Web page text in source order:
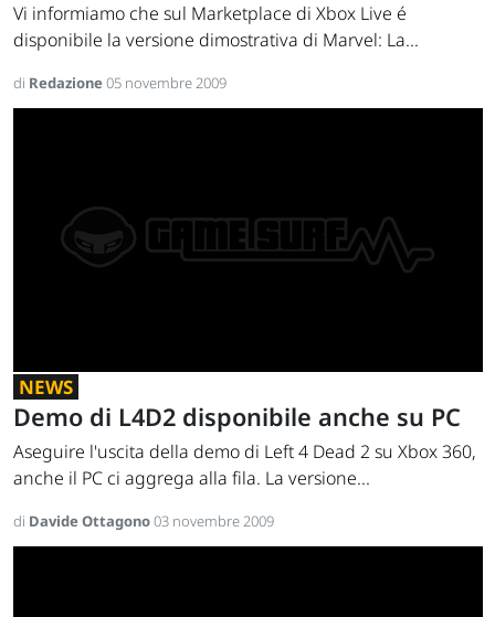
Vi informiamo che sul Marketplace di Xbox Live é
disponibile la versione dimostrativa di Marvel: La...
di Redazione05 novembre 2009
NEWS
Demo di L4D2 disponibile anche su PC
Aseguire l'uscita della demo di Left 4 Dead 2 su Xbox 360,
anche il PC ci aggrega alla fila. La versione...
di Davide Ottagono03 novembre 2009